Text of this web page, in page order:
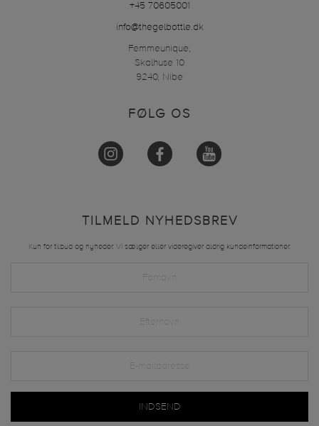
+45 70605001
info@thegelbottle.dk
Femmeunique,
Skalhuse 10
9240, Nibe
FØLG OS
TILMELD NYHEDSBREV
Kun for tilbud og nyheder. Vi sælger eller videregiver aldrig kundeinformationer.
INDSEND